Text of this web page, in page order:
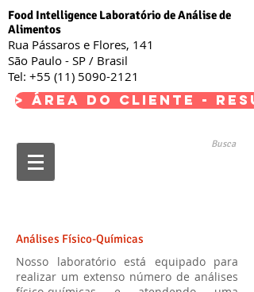
Food Intelligence Laboratório de Análise de
Alimentos
Rua Pássaros e Flores, 141
São Paulo - SP / Brasil
Tel: +55 (11) 5090-2121
> Área do Cliente -
Busca
Análises Físico-Químicas
Nosso laboratório está equipado para
realizar um extenso número de análises